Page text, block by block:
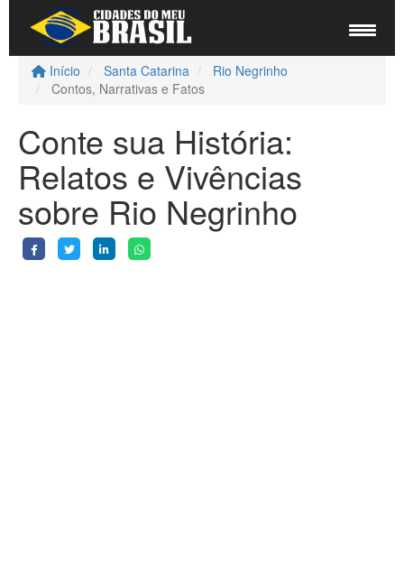
Início Santa Catarina
Rio Negrinho
Contos, Narrativas e Fatos
Conte sua História:
Relatos e Vivências
sobre Rio Negrinho